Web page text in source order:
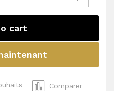
cart
Comparer